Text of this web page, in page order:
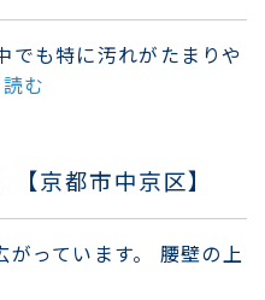
でも特に汚れがたまりや
む
京都市中京区】
がっています。 腰壁の上